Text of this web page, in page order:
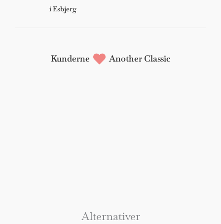
i Esbjerg
Kunderne Another Classic
Alternativer